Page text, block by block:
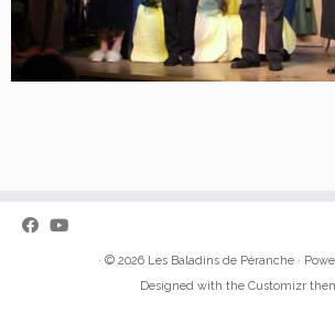
· © 2026 Les Baladins de Péranche·
Designed with the Customizr